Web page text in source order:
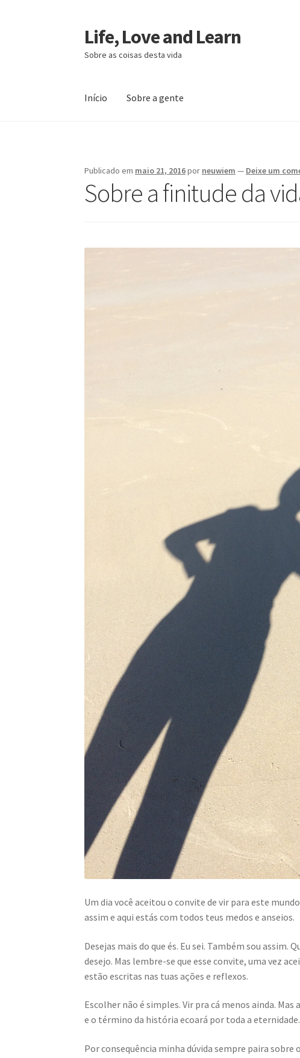
Pular
para
navegação
Pular
para
o
Life, Love and Learn
Sobre as coisas desta vida
Início Sobre a gente
Publicado em maio 21, 2016por neuwiem — Deixe um
Sobre a finitude da
Um dia você aceitou o convite de vir para este
assim e aqui estás com todos teus medos e anseios.
Desejas mais do que és. Eu sei. Também sou
desejo. Mas lembre-se que esse convite, uma vez
estão escritas nas tuas ações e reflexos.
Escolher não é simples. Vir pra cá menos ainda.
e o término da história ecoará por toda a
Por consequência minha dúvida sempre paira sobre